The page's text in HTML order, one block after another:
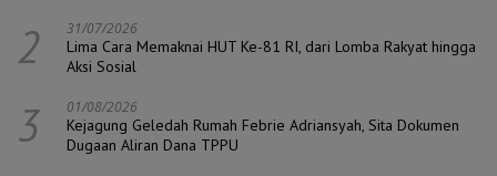
2 31/07/2026
Lima Cara Memaknai HUT Ke-81 RI, dari Lomba Rakyat hingga
Aksi Sosial
3 01/08/2026
Kejagung Geledah Rumah Febrie Adriansyah, Sita Dokumen
Dugaan Aliran Dana TPPU